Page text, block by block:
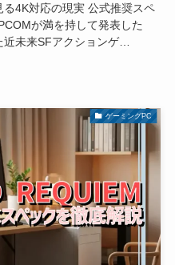
4K対応の現実 公式推奨スペ
が満を持して発表した
未来SFアクションゲ…
ゲーミングPC